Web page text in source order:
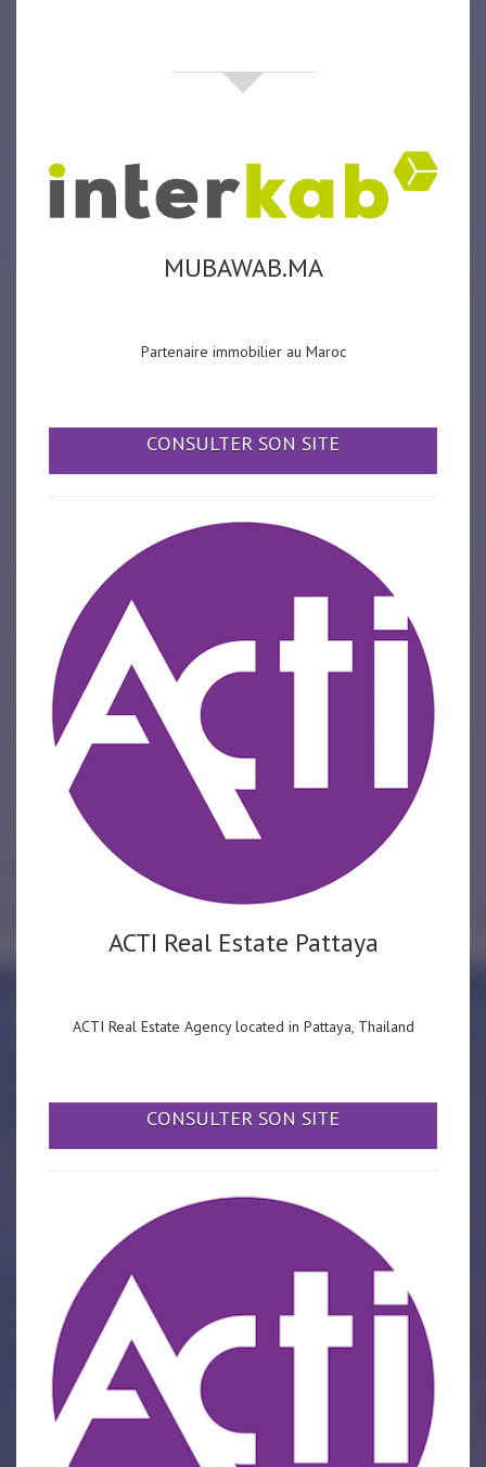
MUBAWAB.MA
Partenaire immobilier au Maroc
CONSULTER SON SITE
ACTI Real Estate Pattaya
ACTI Real Estate Agency located in Pattaya, Thailand
CONSULTER SON SITE